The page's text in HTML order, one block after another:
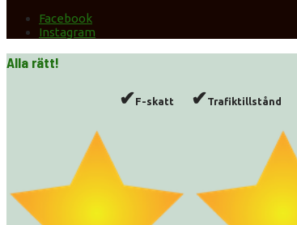
Facebook
Instagram
Alla rätt!
✔F-skatt ✔Trafiktillstånd